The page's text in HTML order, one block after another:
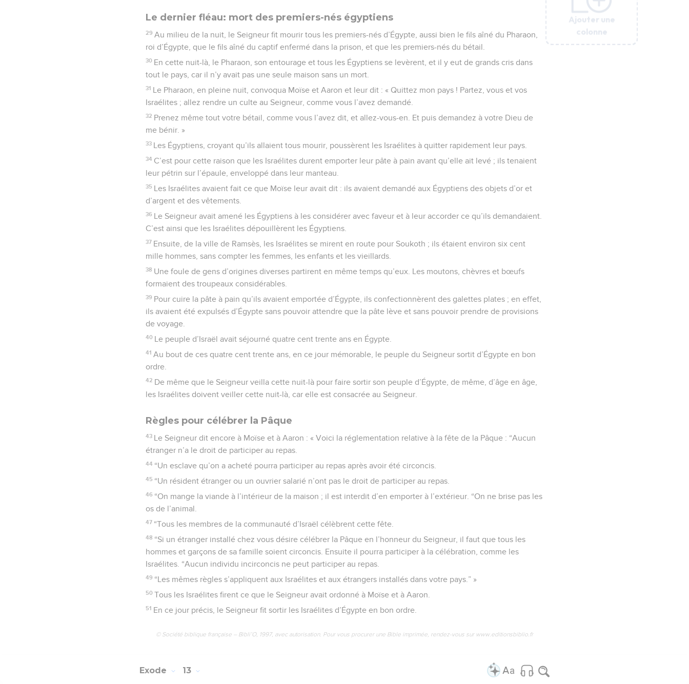
Ajouter une
colonne
Le dernier fléau: mort des premiers-nés égyptiens
29 Au milieu de la nuit, le Seigneur fit mourir tous les premiers-nés d’Égypte, aussi bien le fils aîné du Pharaon,
roi d’Égypte, que le fils aîné du captif enfermé dans la prison, et que les premiers-nés du bétail.
30 En cette nuit-là, le Pharaon, son entourage et tous les Égyptiens se levèrent, et il y eut de grands cris dans
tout le pays, car il n’y avait pas une seule maison sans un mort.
31 Le Pharaon, en pleine nuit, convoqua Moïse et Aaron et leur dit : « Quittez mon pays ! Partez, vous et vos
Israélites ; allez rendre un culte au Seigneur, comme vous l’avez demandé.
32 Prenez même tout votre bétail, comme vous l’avez dit, et allez-vous-en. Et puis demandez à votre Dieu de
me bénir. »
33 Les Égyptiens, croyant qu’ils allaient tous mourir, poussèrent les Israélites à quitter rapidement leur pays.
34 C’est pour cette raison que les Israélites durent emporter leur pâte à pain avant qu’elle ait levé ; ils tenaient
leur pétrin sur l’épaule, enveloppé dans leur manteau.
35 Les Israélites avaient fait ce que Moïse leur avait dit : ils avaient demandé aux Égyptiens des objets d’or et
d’argent et des vêtements.
36 Le Seigneur avait amené les Égyptiens à les considérer avec faveur et à leur accorder ce qu’ils demandaient.
C’est ainsi que les Israélites dépouillèrent les Égyptiens.
37 Ensuite, de la ville de Ramsès, les Israélites se mirent en route pour Soukoth ; ils étaient environ six cent
mille hommes, sans compter les femmes, les enfants et les vieillards.
38 Une foule de gens d’origines diverses partirent en même temps qu’eux. Les moutons, chèvres et bœufs
formaient des troupeaux considérables.
39 Pour cuire la pâte à pain qu’ils avaient emportée d’Égypte, ils confectionnèrent des galettes plates ; en effet,
ils avaient été expulsés d’Égypte sans pouvoir attendre que la pâte lève et sans pouvoir prendre de provisions
de voyage.
40 Le peuple d’Israël avait séjourné quatre cent trente ans en Égypte.
41 Au bout de ces quatre cent trente ans, en ce jour mémorable, le peuple du Seigneur sortit d’Égypte en bon
ordre.
42 De même que le Seigneur veilla cette nuit-là pour faire sortir son peuple d’Égypte, de même, d’âge en âge,
les Israélites doivent veiller cette nuit-là, car elle est consacrée au Seigneur.
Règles pour célébrer la Pâque
43 Le Seigneur dit encore à Moïse et à Aaron : « Voici la réglementation relative à la fête de la Pâque : “Aucun
étranger n’a le droit de participer au repas.
44 “Un esclave qu’on a acheté pourra participer au repas après avoir été circoncis.
45 “Un résident étranger ou un ouvrier salarié n’ont pas le droit de participer au repas.
46 “On mange la viande à l’intérieur de la maison ; il est interdit d’en emporter à l’extérieur. “On ne brise pas les
os de l’animal.
47 “Tous les membres de la communauté d’Israël célèbrent cette fête.
48 “Si un étranger installé chez vous désire célébrer la Pâque en l’honneur du Seigneur, il faut que tous les
hommes et garçons de sa famille soient circoncis. Ensuite il pourra participer à la célébration, comme les
Israélites. “Aucun individu incirconcis ne peut participer au repas.
49 “Les mêmes règles s’appliquent aux Israélites et aux étrangers installés dans votre pays.” »
50 Tous les Israélites firent ce que le Seigneur avait ordonné à Moïse et à Aaron.
51 En ce jour précis, le Seigneur fit sortir les Israélites d’Égypte en bon ordre.
© Société biblique française – Bibli’O, 1997, avec autorisation. Pour vous procurer une Bible imprimée, rendez-vous sur www.editionsbiblio.fr
Ajouter une
colonne
Exode 13
Ajouter une
colonne
Ajouter une
colonne
Ajouter une
colonne
Ajouter une
colonne